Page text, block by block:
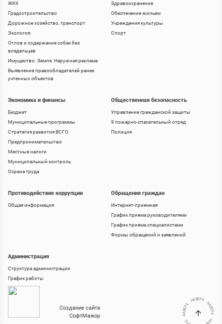
ЖКХ
Градостроительство
Дорожное хозяйство, транспорт
Экология
Отлов и содержание собак без
владельцев
Имущество. Земля. Наружная реклама
Выявление правообладателей ранее
учтенных объектов
Здравоохранение
Обеспечение жильем
Учреждения культуры
Спорт
Экономика и финансы
Бюджет
Муниципальные программы
Стратегия развития ВСГО
Предпринимательство
Местные налоги
Муниципальный контроль
Охрана труда
Общественная безопасность
Управление гражданской защиты
9 пожарно-спасательный отряд
Полиция
Противодействие коррупции
Общая информация
Обращения граждан
Интернет-приемная
График приема руководителями
График приема специалистами
Формы обращений и заявлений
Администрация
Структура администрации
График работы
Создание сайта
СофтМажор